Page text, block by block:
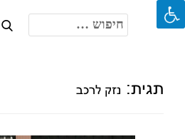
חיפוש:
תגית: נזק לרכב